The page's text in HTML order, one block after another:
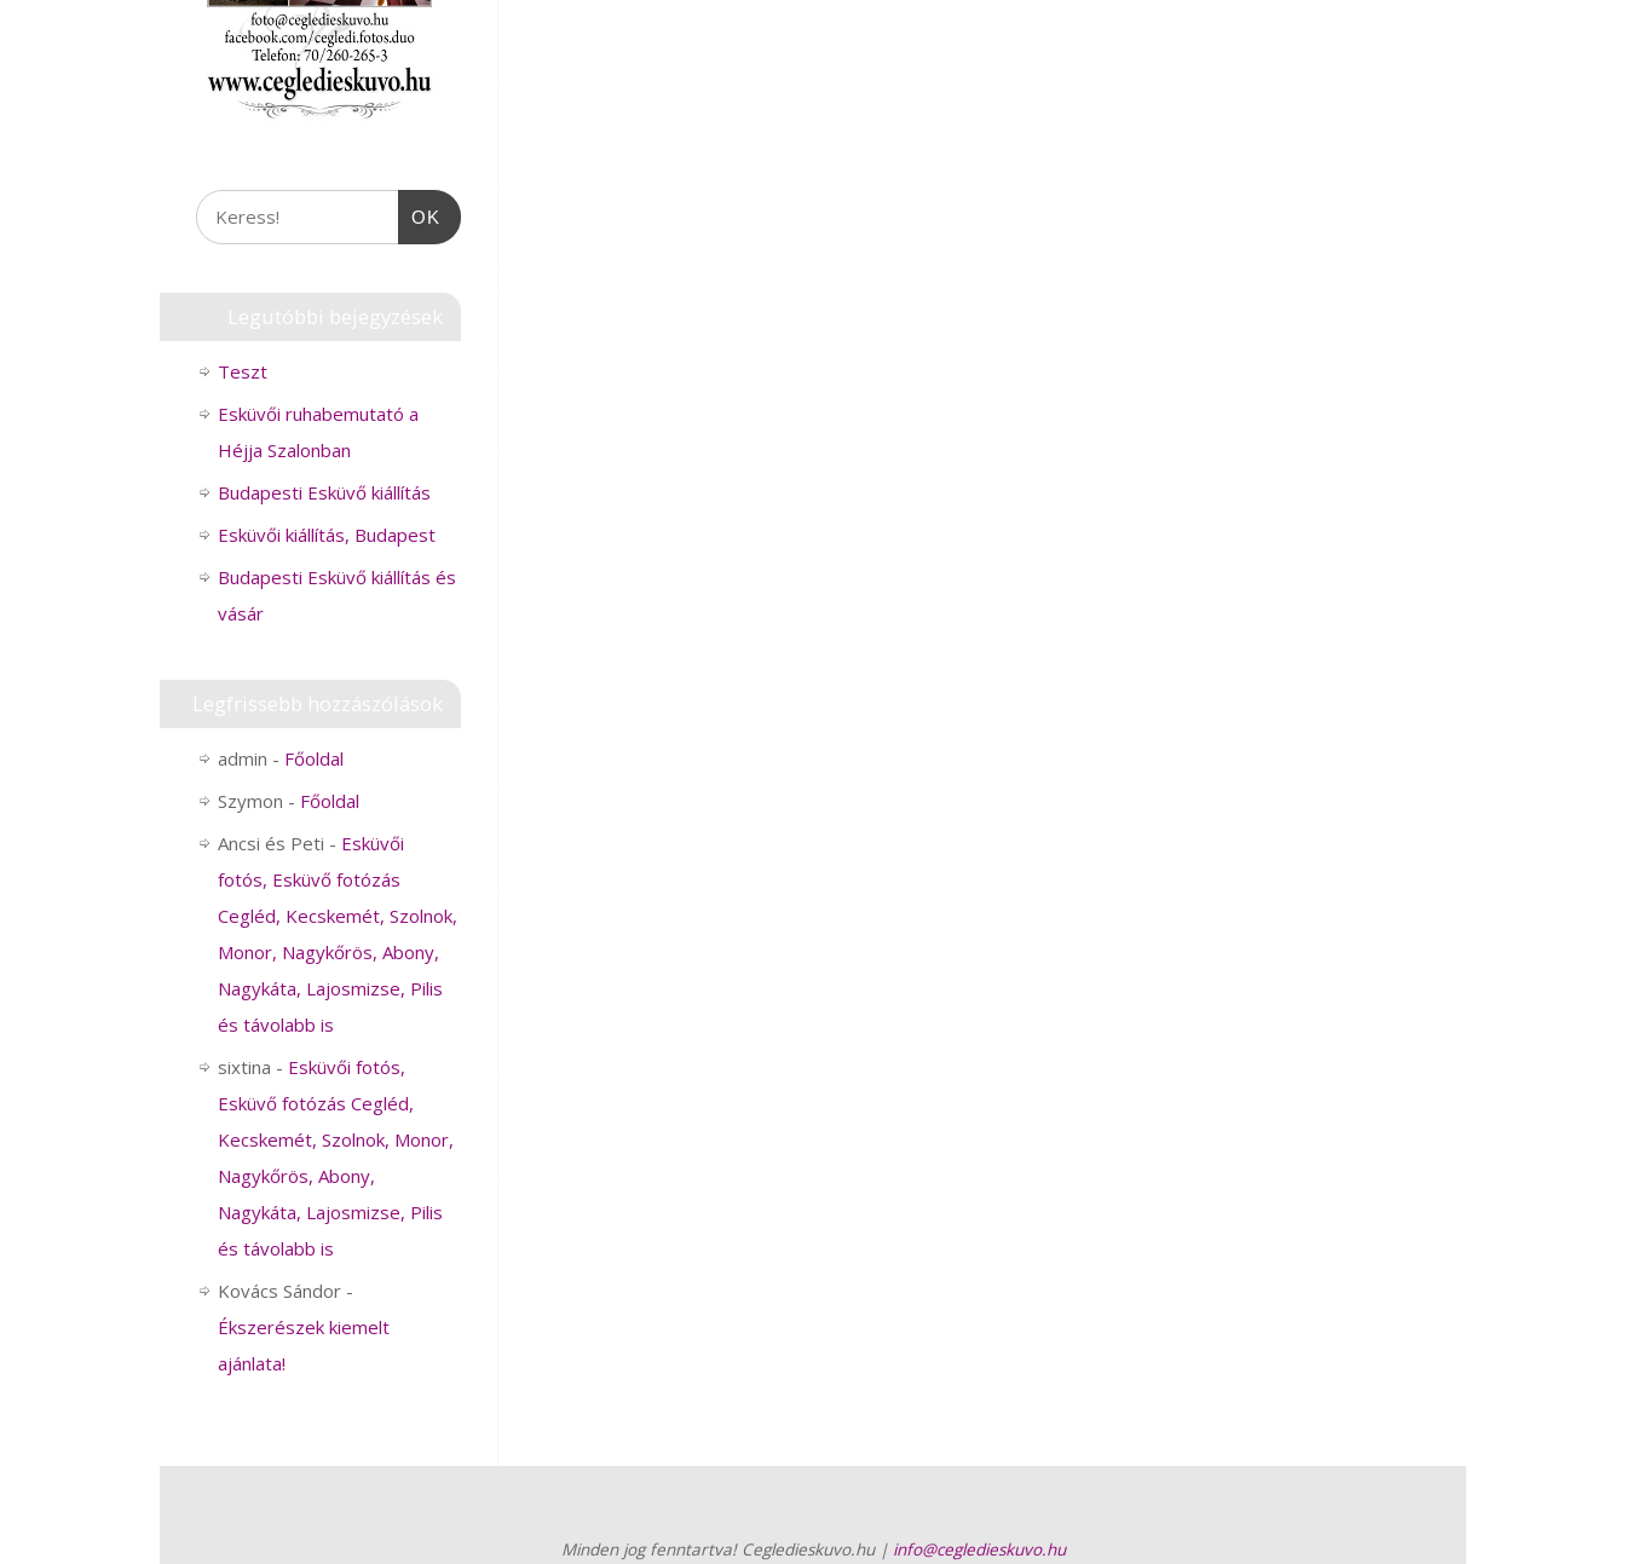
OK
Legutóbbi bejegyzések
Teszt
Esküvői ruhabemutató a
Héjja Szalonban
Budapesti Esküvő kiállítás
Esküvői kiállítás, Budapest
Budapesti Esküvő kiállítás és
vásár
Legfrissebb hozzászólások
admin - Főoldal
Szymon - Főoldal
Ancsi és Peti - Esküvői
fotós, Esküvő fotózás
Cegléd, Kecskemét, Szolnok,
Monor, Nagykőrös, Abony,
Nagykáta, Lajosmizse, Pilis
és távolabb is
sixtina - Esküvői fotós,
Esküvő fotózás Cegléd,
Kecskemét, Szolnok, Monor,
Nagykőrös, Abony,
Nagykáta, Lajosmizse, Pilis
és távolabb is
Kovács Sándor -
Ékszerészek kiemelt
ajánlata!
Minden jog fenntartva! Cegledieskuvo.hu | info@cegledieskuvo.hu